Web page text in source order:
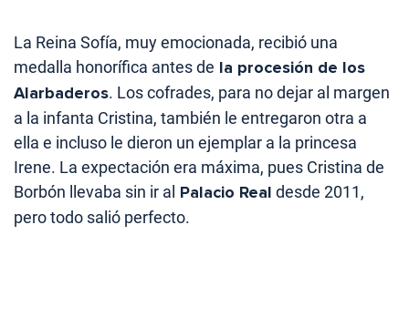
La Reina Sofía, muy emocionada, recibió una
medalla honorífica antes de la procesión de los
Alarbaderos. Los cofrades, para no dejar al margen
a la infanta Cristina, también le entregaron otra a
ella e incluso le dieron un ejemplar a la princesa
Irene. La expectación era máxima, pues Cristina de
Borbón llevaba sin ir al Palacio Real desde 2011,
pero todo salió perfecto.